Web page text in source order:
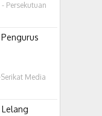
Persekutuan
Media